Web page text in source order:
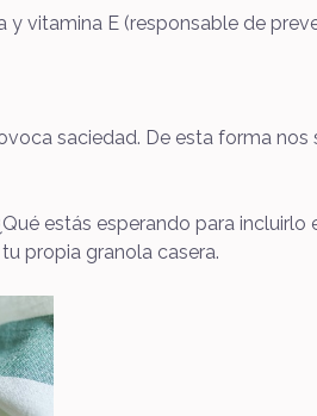
vitamina E (responsable de
saciedad. De esta forma
estás esperando para incluirlo
propia granola casera.